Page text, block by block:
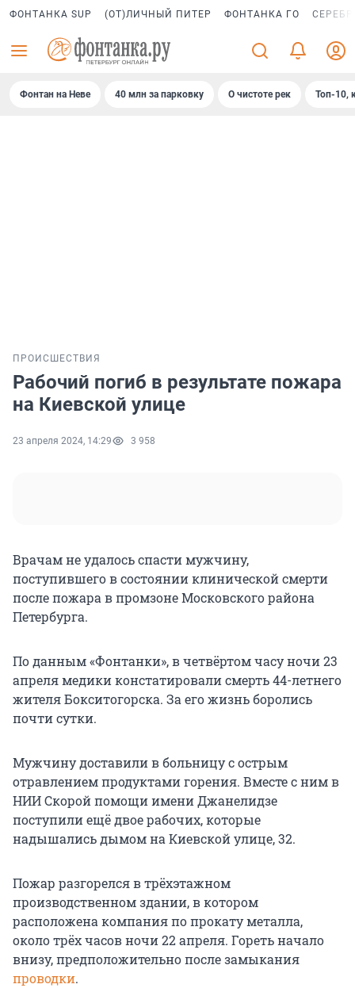
ФОНТАНКА SUP (ОТ)ЛИЧНЫЙ ПИТЕР ФОНТАНКА ГО
Фонтан на Неве 40 млн за парковку О чистоте рек Топ-10,
ПРОИСШЕСТВИЯ
Рабочий погиб в результате пожара
на Киевской улице
23 апреля 2024, 14:29 3 958
Врачам не удалось спасти мужчину,
поступившего в состоянии клинической смерти
после пожара в промзоне Московского района
Петербурга.
По данным «Фонтанки», в четвёртом часу ночи 23
апреля медики констатировали смерть 44-летнего
жителя Бокситогорска. За его жизнь боролись
почти сутки.
Мужчину доставили в больницу с острым
отравлением продуктами горения. Вместе с ним в
НИИ Скорой помощи имени Джанелидзе
поступили ещё двое рабочих, которые
надышались дымом на Киевской улице, 32.
Пожар разгорелся в трёхэтажном
производственном здании, в котором
расположена компания по прокату металла,
около трёх часов ночи 22 апреля. Гореть начало
внизу, предположительно после замыкания
проводки.